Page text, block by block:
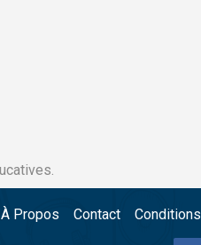
À Propos Contact Conditions